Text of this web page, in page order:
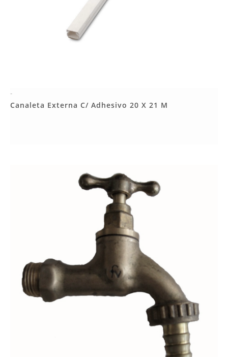
Más Detalles
-
Canaleta Externa C/ Adhesivo 20 X 21 M